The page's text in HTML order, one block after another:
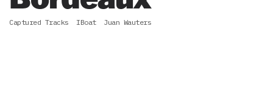
Captured Tracks IBoat Juan Wauters